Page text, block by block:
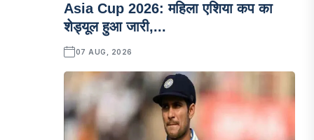
Asia Cup 2026: महिला एशिया कप का
शेड्यूल हुआ जारी,...
07 AUG, 2026